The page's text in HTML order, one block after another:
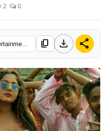
2 0
content_copy download share